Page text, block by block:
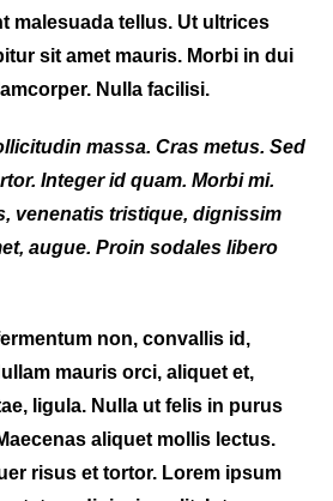
malesuada tellus. Ut ultrices
sit amet mauris. Morbi in dui
Nulla facilisi.
massa. Cras metus. Sed
Integer id quam. Morbi mi.
venenatis tristique, dignissim
augue. Proin sodales libero
non, convallis id,
mauris orci, aliquet et,
ligula. Nulla ut felis in purus
aliquet mollis lectus.
risus et tortor. Lorem ipsum